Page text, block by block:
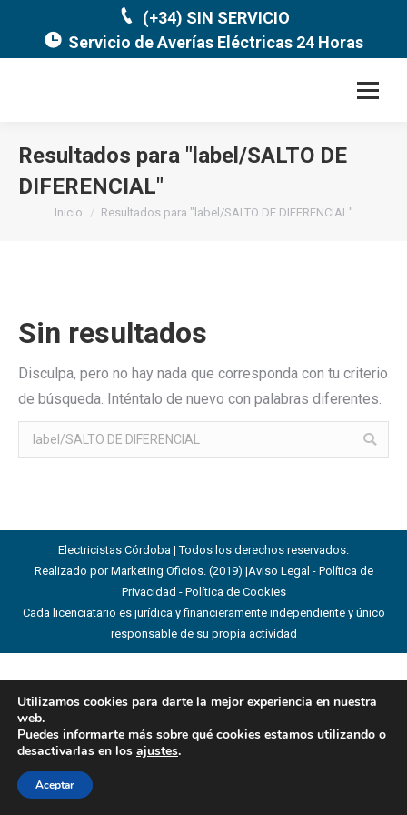
(+34) SIN SERVICIO
Servicio de Averías Eléctricas 24 Horas
Resultados para " label/SALTO DE
DIFERENCIAL"
Estás aquí:
Inicio Resultados para "label/SALTO DE DIFERENCIAL"
Sin resultados
Disculpa, pero no hay nada que corresponda con tu criterio
de búsqueda. Inténtalo de nuevo con palabras diferentes.
Buscar:
Electricistas Córdoba | Todos los derechos reservados.
Realizado por Marketing Oficios. (2019) |Aviso Legal - Política de
Privacidad - Política de Cookies
Cada licenciatario es jurídica y financieramente independiente y único
responsable de su propia actividad
Utilizamos cookies para darte la mejor experiencia en nuestra
web.
Puedes informarte más sobre qué cookies estamos utilizando o
desactivarlas en los ajustes.
Aceptar